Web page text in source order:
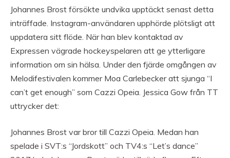
Johannes Brost försökte undvika upptäckt senast detta
inträffade. Instagram-användaren upphörde plötsligt att
uppdatera sitt flöde. När han blev kontaktad av
Expressen vägrade hockeyspelaren att ge ytterligare
information om sin hälsa. Under den fjärde omgången av
Melodifestivalen kommer Moa Carlebecker att sjunga “I
can’t get enough” som Cazzi Opeia. Jessica Gow från TT
uttrycker det:
Johannes Brost var bror till Cazzi Opeia. Medan han
spelade i SVT:s “Jordskott” och TV4:s “Let’s dance”